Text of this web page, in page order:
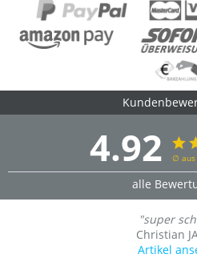
4.92 ∅ aus
alle
"super
Christian
Artikel